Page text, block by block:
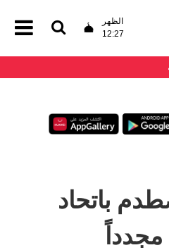
الظهر
12:27
باتحاد